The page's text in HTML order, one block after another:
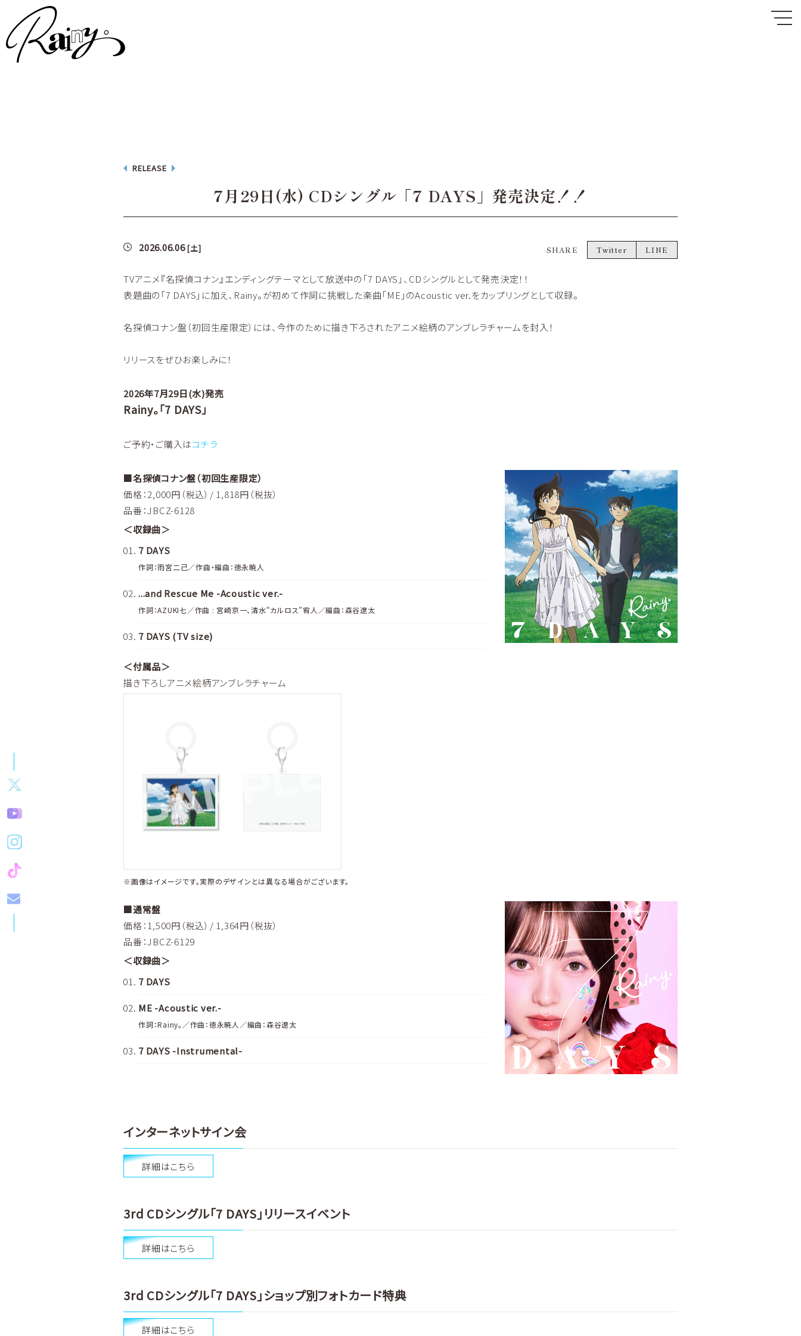
RELEASE
7月29日(水) CDシングル「7 DAYS」発売決定！！
2026.06.06[土] SHARE Twitter LINE
TVアニメ『名探偵コナン』エンディングテーマとして放送中の「7 DAYS」、CDシングルとして発売決定！！
表題曲の「7 DAYS」に加え、Rainy。が初めて作詞に挑戦した楽曲「ME」のAcoustic ver.をカップリングとして収録。
名探偵コナン盤（初回生産限定）には、今作のために描き下ろされたアニメ絵柄のアンブレラチャームを封入！
リリースをぜひお楽しみに！
2026年7月29日(水)発売
Rainy。「7 DAYS」
ご予約・ご購入はコチラ
■名探偵コナン盤（初回生産限定）
価格：2,000円（税込）/ 1,818円（税抜）
品番：JBCZ-6128
＜収録曲＞
7 DAYS
作詞：雨宮二己／作曲・編曲：徳永暁人
...and Rescue Me -Acoustic ver.-
作詞：AZUKI七／作曲 : 宮崎京一、清水"カルロス”宥人／編曲：森谷遼太
7 DAYS (TV size)
＜付属品＞
描き下ろしアニメ絵柄アンブレラチャーム
※画像はイメージです。実際のデザインとは異なる場合がございます。
■通常盤
価格：1,500円（税込）/ 1,364円（税抜）
品番：JBCZ-6129
＜収録曲＞
7 DAYS
ME -Acoustic ver.-
作詞：Rainy。／作曲：徳永暁人／編曲：森谷遼太
7 DAYS -Instrumental-
インターネットサイン会
詳細はこちら
3rd CDシングル「7 DAYS」リリースイベント
詳細はこちら
3rd CDシングル「7 DAYS」ショップ別フォトカード特典
詳細はこちら